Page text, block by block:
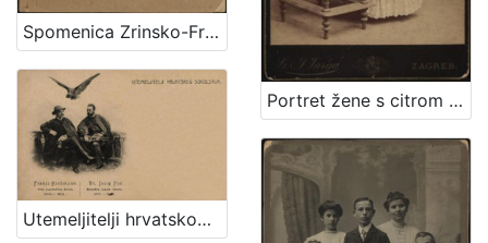
Portret žene s citrom / G. & I. Varga
Spomenica Zrinsko-Frankopanska prigodom svečanog prenosa njihovih kostiju u domovinu
Utemeljitelji hrvatskog sokolstva : Franjo Hochmann : Dr. Josip Fon / R. Mosinger